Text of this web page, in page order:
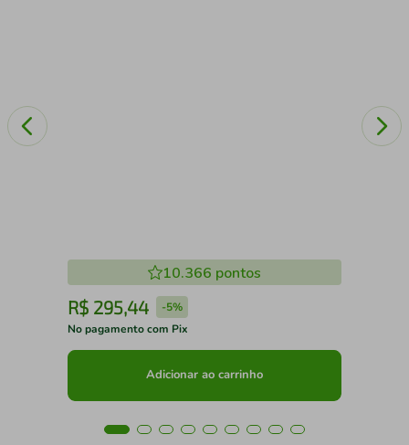
10.366 pontos
R$ 295,44 -5%
No pagamento com Pix
Adicionar ao carrinho